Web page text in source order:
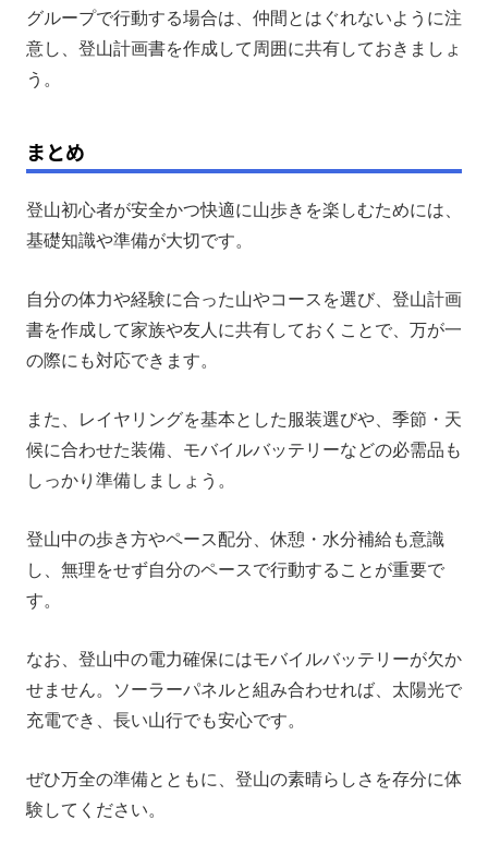
グループで行動する場合は、仲間とはぐれないように注
意し、登山計画書を作成して周囲に共有しておきましょ
う。
まとめ
登山初心者が安全かつ快適に山歩きを楽しむためには、
基礎知識や準備が大切です。
自分の体力や経験に合った山やコースを選び、登山計画
書を作成して家族や友人に共有しておくことで、万が一
の際にも対応できます。
また、レイヤリングを基本とした服装選びや、季節・天
候に合わせた装備、モバイルバッテリーなどの必需品も
しっかり準備しましょう。
登山中の歩き方やペース配分、休憩・水分補給も意識
し、無理をせず自分のペースで行動することが重要で
す。
なお、登山中の電力確保にはモバイルバッテリーが欠か
せません。ソーラーパネルと組み合わせれば、太陽光で
充電でき、長い山行でも安心です。
ぜひ万全の準備とともに、登山の素晴らしさを存分に体
験してください。